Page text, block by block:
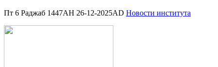
Пт 6 Раджаб 1447AH 26-12-2025AD Новости института